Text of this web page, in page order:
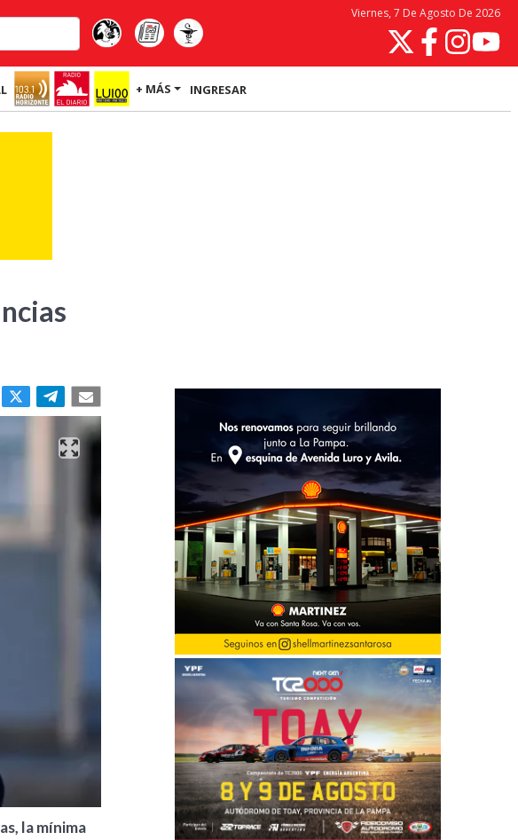
Viernes, 7 De Agosto De 2026
+ MÁS INGRESAR
la mínima